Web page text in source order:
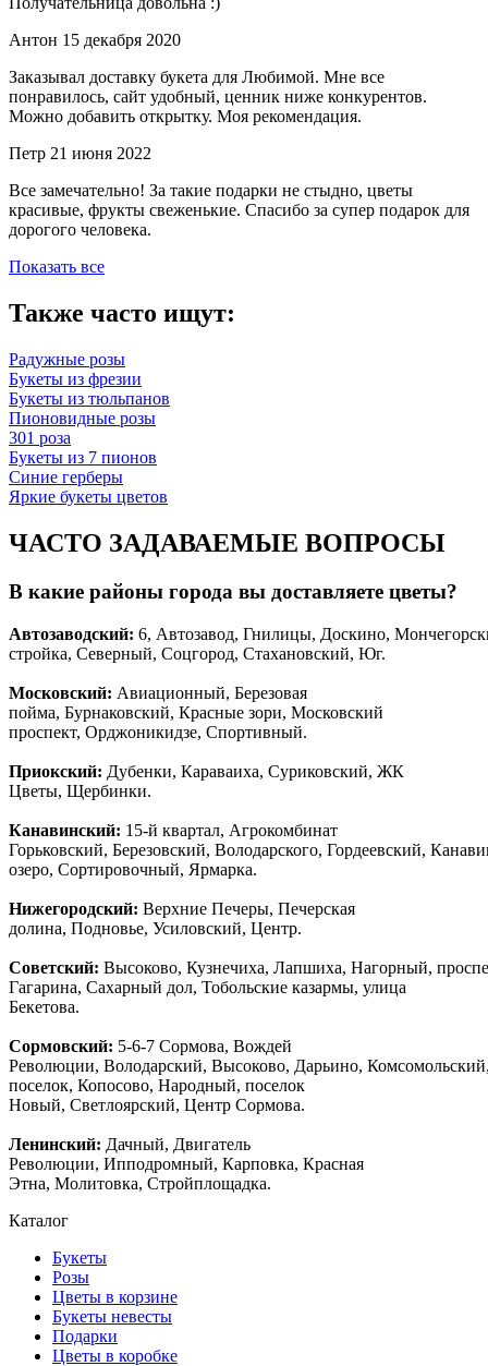
Антон 15 декабря 2020
Заказывал доставку букета для Любимой. Мне все
понравилось, сайт удобный, ценник ниже конкурентов.
Можно добавить открытку. Моя рекомендация.
Петр 21 июня 2022
Все замечательно! За такие подарки не стыдно, цветы
красивые, фрукты свеженькие. Спасибо за супер подарок для
дорогого человека.
Показать все
Также часто ищут:
Радужные розы
Букеты из фрезии
Букеты из тюльпанов
Пионовидные розы
301 роза
Букеты из 7 пионов
Синие герберы
Яркие букеты цветов
ЧАСТО ЗАДАВАЕМЫЕ ВОПРОСЫ
В какие районы города вы доставляете цветы?
Автозаводский: 6, Автозавод, Гнилицы, Доскино,
стройка, Северный, Соцгород, Стахановский, Юг.
Московский: Авиационный, Березовая
пойма, Бурнаковский, Красные зори, Московский
проспект, Орджоникидзе, Спортивный.
Приокский: Дубенки, Караваиха, Суриковский, ЖК
Цветы, Щербинки.
Канавинский: 15-й квартал, Агрокомбинат
Горьковский, Березовский, Володарского, Гордеевский,
озеро, Сортировочный, Ярмарка.
Нижегородский: Верхние Печеры, Печерская
долина, Подновье, Усиловский, Центр.
Советский: Высоково, Кузнечиха, Лапшиха, Нагорный,
Гагарина, Сахарный дол, Тобольские казармы, улица
Бекетова.
Сормовский: 5-6-7 Сормова, Вождей
Революции, Володарский, Высоково, Дарьино,
поселок, Копосово, Народный, поселок
Новый, Светлоярский, Центр Сормова.
Ленинский: Дачный, Двигатель
Революции, Ипподромный, Карповка, Красная
Этна, Молитовка, Стройплощадка.
Каталог
Букеты
Розы
Цветы в корзине
Букеты невесты
Подарки
Цветы в коробке